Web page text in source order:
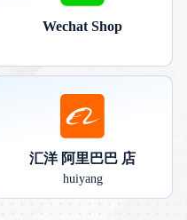
Wechat Shop
汇洋 阿里巴巴 店
huiyang